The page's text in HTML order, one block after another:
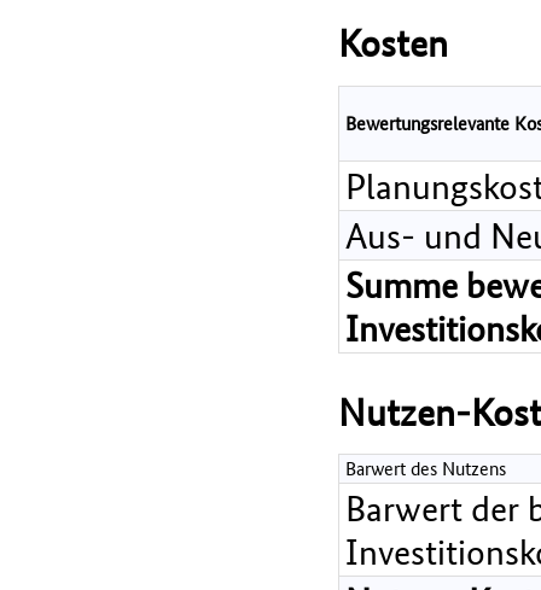
Kosten
Bewertungsrelevante
Aus- und
Summe
Nutzen-
Barwert des Nutzens
Barwert der